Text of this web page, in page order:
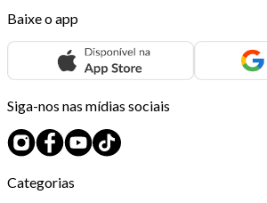
Baixe o app
Siga-nos nas mídias sociais
Categorias